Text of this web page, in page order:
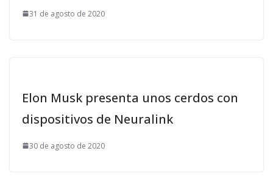
31 de agosto de 2020
Elon Musk presenta unos cerdos con
dispositivos de Neuralink
30 de agosto de 2020